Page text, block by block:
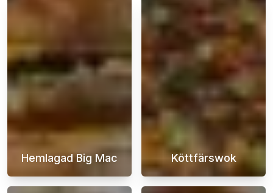
Hemlagad Big Mac
En hemmagjord Big Mac-hamburgare är
Köttfärswok
En